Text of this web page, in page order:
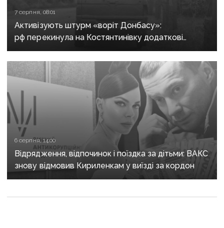
7 серпня, 08:01
Активізують штурм «воріт Донбасу»:
рф перекинула на Костянтинівку додаткові
підрозділи й поновила атаки тритонними
авіабомбами
6 серпня, 14:00
Відрядження, відпочинок і поїздка за дітьми: ВАКС
знову відмовив Кириленкам у виїзді за кордон